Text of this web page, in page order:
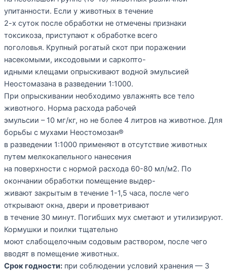
упитанности. Если у животных в течение
2-х суток после обработки не отмечены признаки
токсикоза, приступают к обработке всего
поголовья. Крупный рогатый скот при поражении
насекомыми, иксодовыми и саркопто-
идными клещами опрыскивают водной эмульсией
Неостомазана в разведении 1:1000.
При опрыскивании необходимо увлажнять все тело
животного. Норма расхода рабочей
эмульсии – 10 мг/кг, но не более 4 литров на животное. Для
борьбы с мухами Неостомозан®
в разведении 1:1000 применяют в отсутствие животных
путем мелкокапельного нанесения
на поверхности с нормой расхода 60-80 мл/м2. По
окончании обработки помещение выдер-
живают закрытым в течение 1-1,5 часа, после чего
открывают окна, двери и проветривают
в течение 30 минут. Погибших мух сметают и утилизируют.
Кормушки и поилки тщательно
моют слабощелочным содовым раствором, после чего
вводят в помещение животных.
Срок годности: при соблюдении условий хранения — 3